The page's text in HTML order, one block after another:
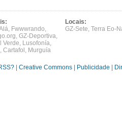
, Fwwwrando,
, GZ-Deportiva,
Verde, Lusofonía,
, Cartafol , Murguía
Locais:
GZ-Sete, Terra Eo-
Creative Commons Publicidade